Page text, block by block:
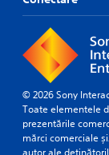
© 2026 Sony
Toate elementele
prezentările
mărci comerciale
autor ale